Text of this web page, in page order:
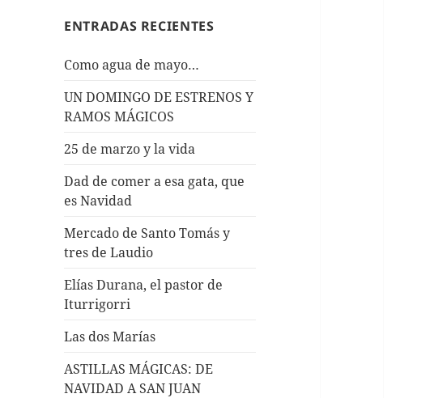
ENTRADAS RECIENTES
Como agua de mayo…
UN DOMINGO DE ESTRENOS Y
RAMOS MÁGICOS
25 de marzo y la vida
Dad de comer a esa gata, que
es Navidad
Mercado de Santo Tomás y
tres de Laudio
Elías Durana, el pastor de
Iturrigorri
Las dos Marías
ASTILLAS MÁGICAS: DE
NAVIDAD A SAN JUAN